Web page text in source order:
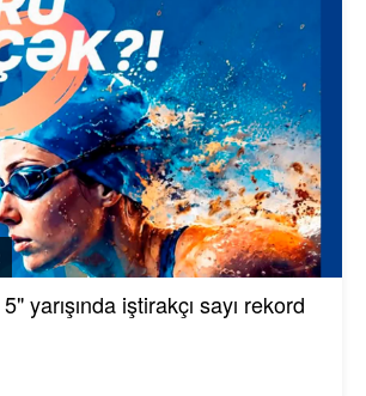
yarışında iştirakçı sayı rekord